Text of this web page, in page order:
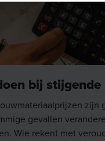
bij stijgende
zijn
gevallen
Wie rekent met